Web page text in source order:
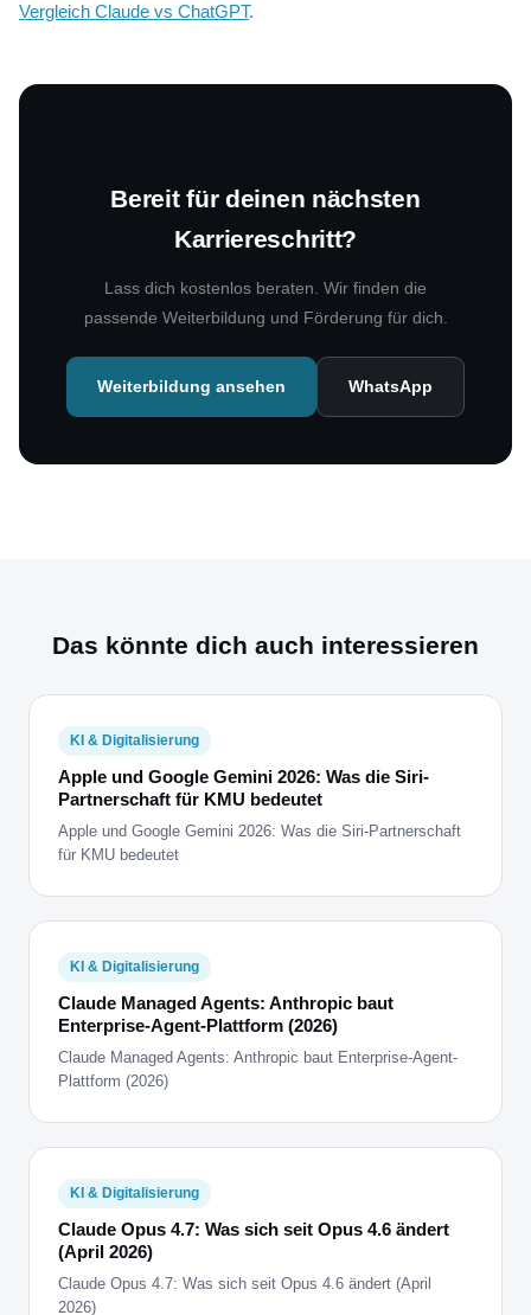
Vergleich Claude vs ChatGPT.
Bereit für deinen nächsten
Karriereschritt?
Lass dich kostenlos beraten. Wir finden die
passende Weiterbildung und Förderung für dich.
Weiterbildung ansehen WhatsApp
Das könnte dich auch interessieren
KI & Digitalisierung
Apple und Google Gemini 2026: Was die Siri-
Partnerschaft für KMU bedeutet
Apple und Google Gemini 2026: Was die Siri-Partnerschaft
für KMU bedeutet
KI & Digitalisierung
Claude Managed Agents: Anthropic baut
Enterprise-Agent-Plattform (2026)
Claude Managed Agents: Anthropic baut Enterprise-Agent-
Plattform (2026)
KI & Digitalisierung
Claude Opus 4.7: Was sich seit Opus 4.6 ändert
(April 2026)
Claude Opus 4.7: Was sich seit Opus 4.6 ändert (April
2026)